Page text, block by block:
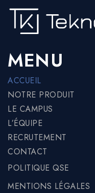
MENU
ACCUEIL
NOTRE PRODUIT
LE CAMPUS
L’ÉQUIPE
RECRUTEMENT
CONTACT
POLITIQUE QSE
MENTIONS LÉGALES